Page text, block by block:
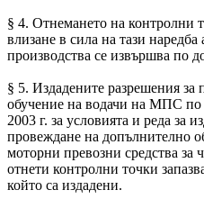
§ 4. Отнемането на контролни
влизане в сила на тази
производства се извършва по
§ 5. Издадените разрешения
обучение на водачи на МПС
2003 г. за условията и реда за
провеждане на допълнително
моторни превозни средства за
отнети контролни точки
който са издадени.